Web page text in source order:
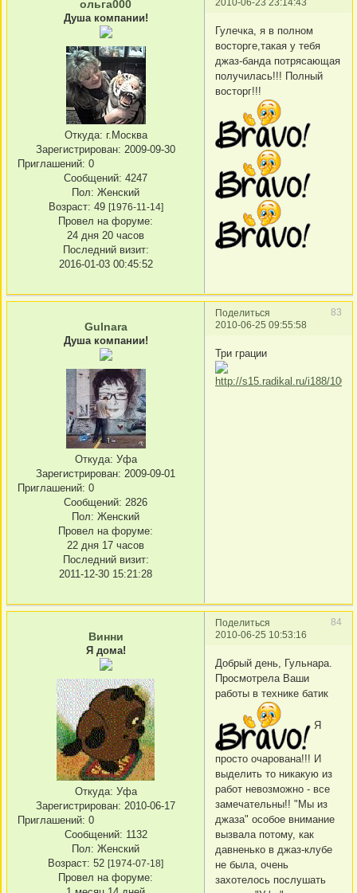
2010-06-23 23:14:43
ольга000
Душа компании!
Откуда: г.Москва
Зарегистрирован: 2009-09-30
Приглашений: 0
Сообщений: 4247
Пол: Женский
Возраст: 49 [1976-11-14]
Провел на форуме:
24 дня 20 часов
Последний визит:
2016-01-03 00:45:52
Гулечка, я в полном
восторге,такая у тебя
джаз-банда потрясающая
получилась!!! Полный
восторг!!!
Поделиться
83
2010-06-25 09:55:58
Gulnara
Душа компании!
Откуда: Уфа
Зарегистрирован: 2009-09-01
Приглашений: 0
Сообщений: 2826
Пол: Женский
Провел на форуме:
22 дня 17 часов
Последний визит:
2011-12-30 15:21:28
Три грации
Поделиться
84
2010-06-25 10:53:16
Винни
Я дома!
Откуда: Уфа
Зарегистрирован: 2010-06-17
Приглашений: 0
Сообщений: 1132
Пол: Женский
Возраст: 52 [1974-07-18]
Провел на форуме:
Добрый день, Гульнара.
Просмотрела Ваши
работы в технике батик
Я
просто очарована!!! И
выделить то никакую из
работ невозможно - все
замечательны!! "Мы из
джаза" особое внимание
вызвала потому, как
давненько в джаз-клубе
не была, очень
захотелось послушать